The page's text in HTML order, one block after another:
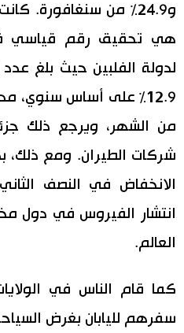
و24.9٪ من سنغافورة.
هي تحقيق رقم قياسي في
12.9٪ على أساس سنوي،
من الشهر، ويرجع ذلك
شركات الطيران. ومع ذلك،
الانخفاض في النصف
انتشار الفيروس في دول
العالم.
كما قام الناس في
سفرهم لليابان بغرض